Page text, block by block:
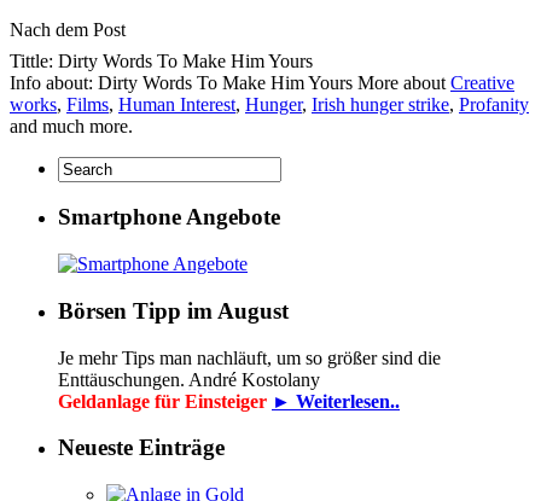
Nach dem Post
Tittle: Dirty Words To Make Him Yours
Info about: Dirty Words To Make Him Yours More about Creative
works, Films, Human Interest, Hunger, Irish hunger strike, Profanity
and much more.
Smartphone Angebote
Börsen Tipp im August
Je mehr Tips man nachläuft, um so größer sind die
Enttäuschungen. André Kostolany
Geldanlage für Einsteiger ► Weiterlesen..
Neueste Einträge